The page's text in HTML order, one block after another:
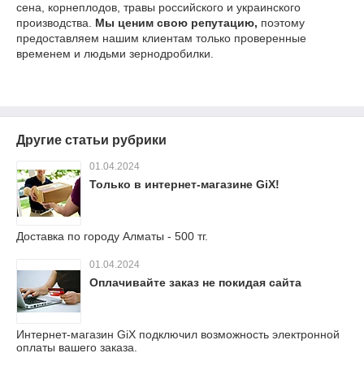
сена, корнеплодов, травы российского и украинского
производства. Мы ценим свою репутацию, поэтому
предоставляем нашим клиентам только проверенные
временем и людьми зернодробилки.
Другие статьи рубрики
01.04.2024
Только в интернет-магазине GiX!
Доставка по городу Алматы - 500 тг.
01.04.2024
Оплачивайте заказ не покидая сайта
Интернет-магазин GiX подключил возможность электронной
оплаты вашего заказа.